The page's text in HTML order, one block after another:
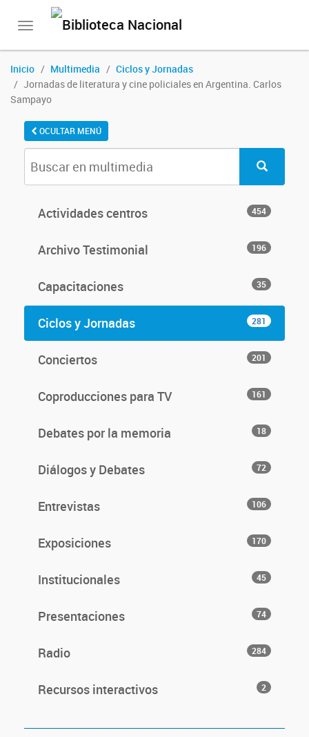
Toggle
Inicio Multimedia
Ciclos y Jornadas
Jornadas de literatura y cine policiales en Argentina. Carlos
Sampayo
OCULTAR MENÚ
Actividades centros 454
Archivo Testimonial 196
Capacitaciones 35
Ciclos y Jornadas 281
Conciertos 201
Coproducciones para TV 161
Debates por la memoria 18
Diálogos y Debates 72
Entrevistas 106
Exposiciones 170
Institucionales 45
Presentaciones 74
Radio 284
Recursos interactivos 2